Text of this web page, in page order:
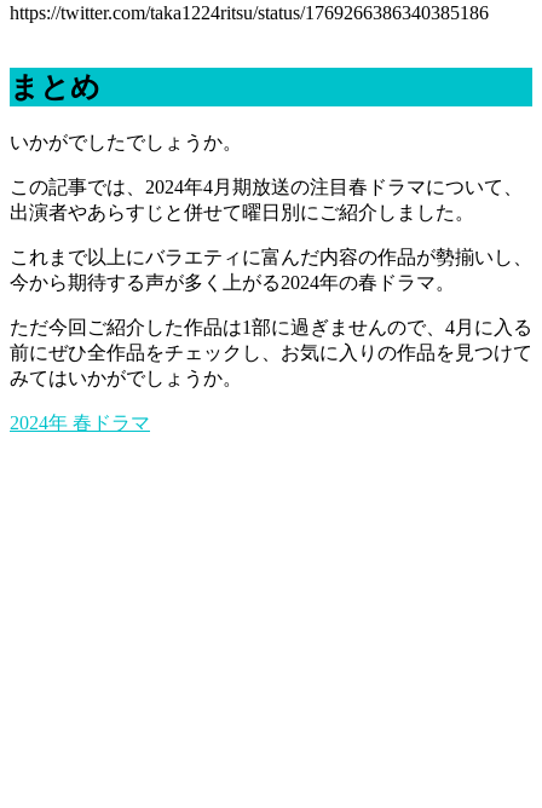
https://twitter.com/taka1224ritsu/status/1769266386340385186
まとめ
いかがでしたでしょうか。
この記事では、2024年4月期放送の注目春ドラマについて、
出演者やあらすじと併せて曜日別にご紹介しました。
これまで以上にバラエティに富んだ内容の作品が勢揃いし、
今から期待する声が多く上がる2024年の春ドラマ。
ただ今回ご紹介した作品は1部に過ぎませんので、4月に入る
前にぜひ全作品をチェックし、お気に入りの作品を見つけて
みてはいかがでしょうか。
2024年 春ドラマ